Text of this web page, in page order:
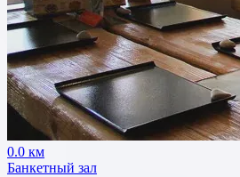
0.0 км
Банкетный зал